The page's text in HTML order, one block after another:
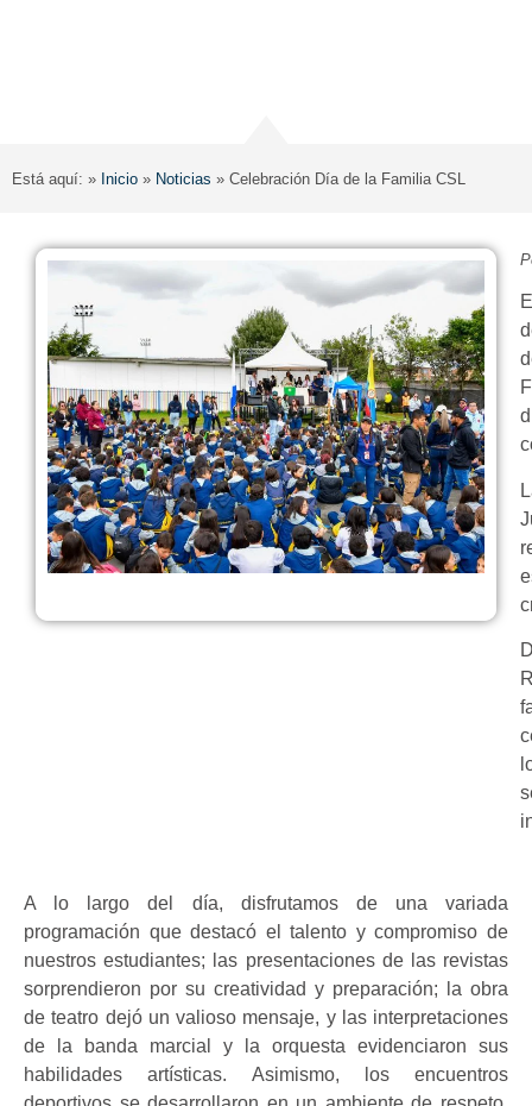
Está aquí: » Inicio » Noticias » Celebración Día de la Familia CSL
A lo largo del día, disfrutamos de una variada
programación que destacó el talento y compromiso de
nuestros estudiantes; las presentaciones de las revistas
sorprendieron por su creatividad y preparación; la obra
de teatro dejó un valioso mensaje, y las interpretaciones
de la banda marcial y la orquesta evidenciaron sus
habilidades artísticas. Asimismo, los encuentros